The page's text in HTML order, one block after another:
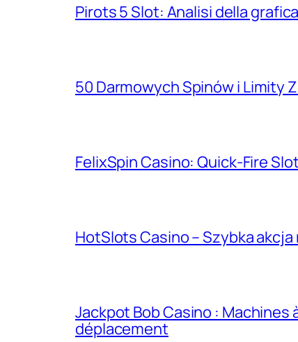
Pirots 5 Slot: Analisi della
50 Darmowych Spinów i Limity
FelixSpin Casino: Quick‑Fire
HotSlots Casino – Szybka
Jackpot Bob Casino : Machines
déplacement